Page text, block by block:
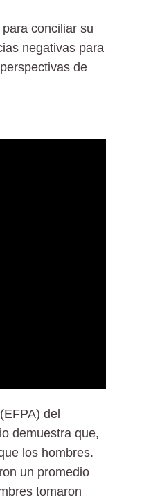
conciliar su
negativas para
de
del
demuestra que,
los hombres.
un promedio
tomaron